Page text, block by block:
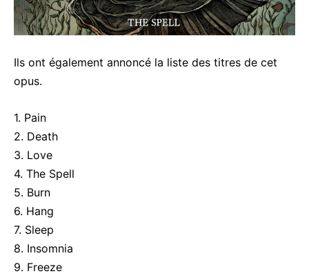
Ils ont également annoncé la liste des titres de cet
opus.
1. Pain
2. Death
3. Love
4. The Spell
5. Burn
6. Hang
7. Sleep
8. Insomnia
9. Freeze